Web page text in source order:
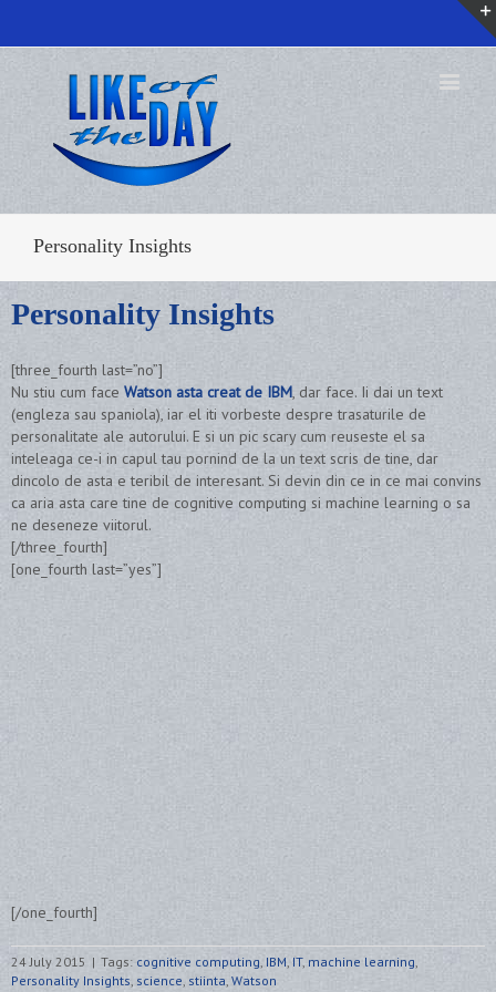
Personality Insights
Personality Insights
[three_fourth last=”no”]
Nu stiu cum face Watson asta creat de IBM, dar face. Ii dai un text
(engleza sau spaniola), iar el iti vorbeste despre trasaturile de
personalitate ale autorului. E si un pic scary cum reuseste el sa
inteleaga ce-i in capul tau pornind de la un text scris de tine, dar
dincolo de asta e teribil de interesant. Si devin din ce in ce mai convins
ca aria asta care tine de cognitive computing si machine learning o sa
ne deseneze viitorul.
[/three_fourth]
[one_fourth last=”yes”]
[/one_fourth]
24 July 2015 | Tags: cognitive computing, IBM, IT, machine learning,
Personality Insights, science, stiinta, Watson